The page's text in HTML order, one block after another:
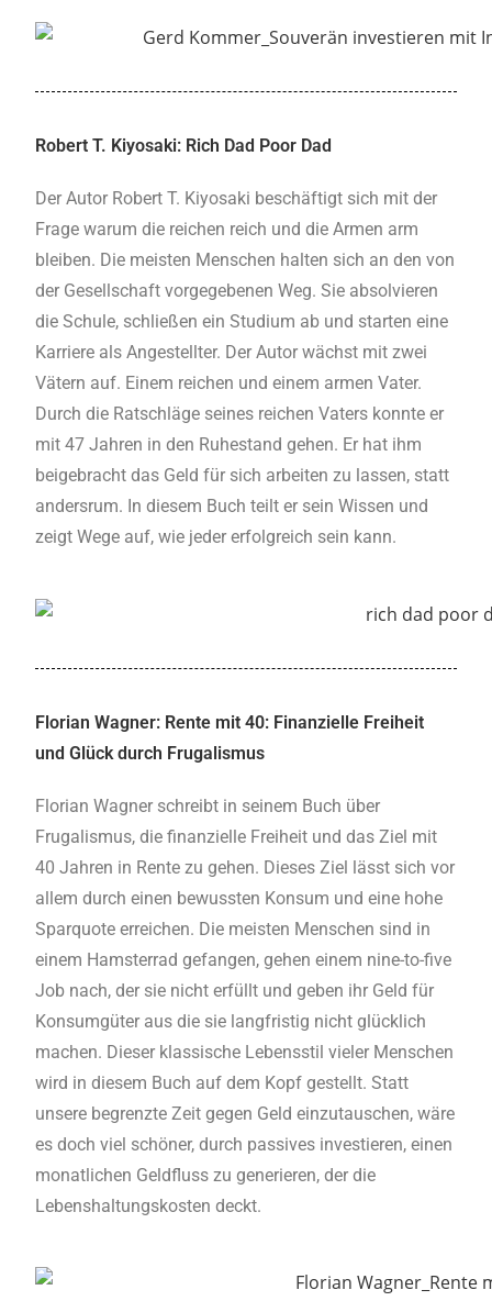
Robert T. Kiyosaki: Rich Dad Poor Dad
Der Autor Robert T. Kiyosaki beschäftigt sich mit der
Frage warum die reichen reich und die Armen arm
bleiben. Die meisten Menschen halten sich an den von
der Gesellschaft vorgegebenen Weg. Sie absolvieren
die Schule, schließen ein Studium ab und starten eine
Karriere als Angestellter. Der Autor wächst mit zwei
Vätern auf. Einem reichen und einem armen Vater.
Durch die Ratschläge seines reichen Vaters konnte er
mit 47 Jahren in den Ruhestand gehen. Er hat ihm
beigebracht das Geld für sich arbeiten zu lassen, statt
andersrum. In diesem Buch teilt er sein Wissen und
zeigt Wege auf, wie jeder erfolgreich sein kann.
Florian Wagner: Rente mit 40: Finanzielle Freiheit
und Glück durch Frugalismus
Florian Wagner schreibt in seinem Buch über
Frugalismus, die finanzielle Freiheit und das Ziel mit
40 Jahren in Rente zu gehen. Dieses Ziel lässt sich vor
allem durch einen bewussten Konsum und eine hohe
Sparquote erreichen. Die meisten Menschen sind in
einem Hamsterrad gefangen, gehen einem nine-to-five
Job nach, der sie nicht erfüllt und geben ihr Geld für
Konsumgüter aus die sie langfristig nicht glücklich
machen. Dieser klassische Lebensstil vieler Menschen
wird in diesem Buch auf dem Kopf gestellt. Statt
unsere begrenzte Zeit gegen Geld einzutauschen, wäre
es doch viel schöner, durch passives investieren, einen
monatlichen Geldfluss zu generieren, der die
Lebenshaltungskosten deckt.